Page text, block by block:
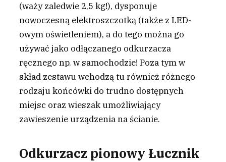
(waży zaledwie 2,5 kg!), dysponuje
nowoczesną elektroszczotką (także z LED-
owym oświetleniem), a do tego można go
używać jako odłączanego odkurzacza
ręcznego np. w samochodzie! Poza tym w
skład zestawu wchodzą tu również różnego
rodzaju końcówki do trudno dostępnych
miejsc oraz wieszak umożliwiający
zawieszenie urządzenia na ścianie.
Odkurzacz pionowy Łucznik